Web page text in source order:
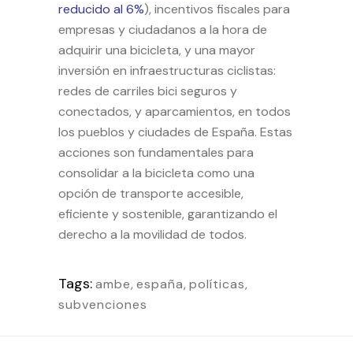
reducido al 6%), incentivos fiscales para
empresas y ciudadanos a la hora de
adquirir una bicicleta, y una mayor
inversión en infraestructuras ciclistas:
redes de carriles bici seguros y
conectados, y aparcamientos, en todos
los pueblos y ciudades de España. Estas
acciones son fundamentales para
consolidar a la bicicleta como una
opción de transporte accesible,
eficiente y sostenible, garantizando el
derecho a la movilidad de todos.
Tags:ambe, españa, políticas,
subvenciones